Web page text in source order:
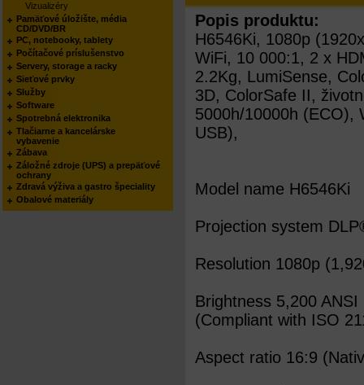
Popis produktu:
H6546Ki, 1080p
WiFi, 10 000:1, 2 x
2.2Kg, LumiSense,
3D, ColorSafe II,
5000h/10000h (ECO),
USB),
Model name H6546Ki
Projection system
Resolution 1080p
Brightness 5,200
(Compliant with ISO
Aspect ratio 16:9
Vizualizéry
Pamäťové úložište, média
CD/DVD/BR
PC, notebooky, tablety
Počítačové príslušenstvo
Servery, storage a racky
Sieťové prvky
Služby
Software
Spotrebná elektronika
Tlačiarne a kancelárske
vybavenie
Zábava
Záložné zdroje (UPS) a prepäťové
ochrany
Zdravá výživa a gastro špeciality
Obalové materiály